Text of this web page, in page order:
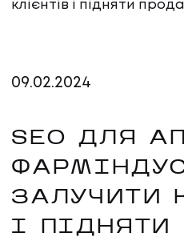
клієнтів і підняти
09.02.2024
SEO ДЛЯ
ЗАЛУЧИТИ
І ПІДНЯТИ